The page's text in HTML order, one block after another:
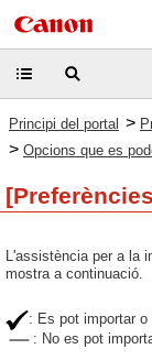
Principi del portal >
> Opcions que es
L'assistència per a la
mostra a continuació.
: Es pot importar o
: No es pot